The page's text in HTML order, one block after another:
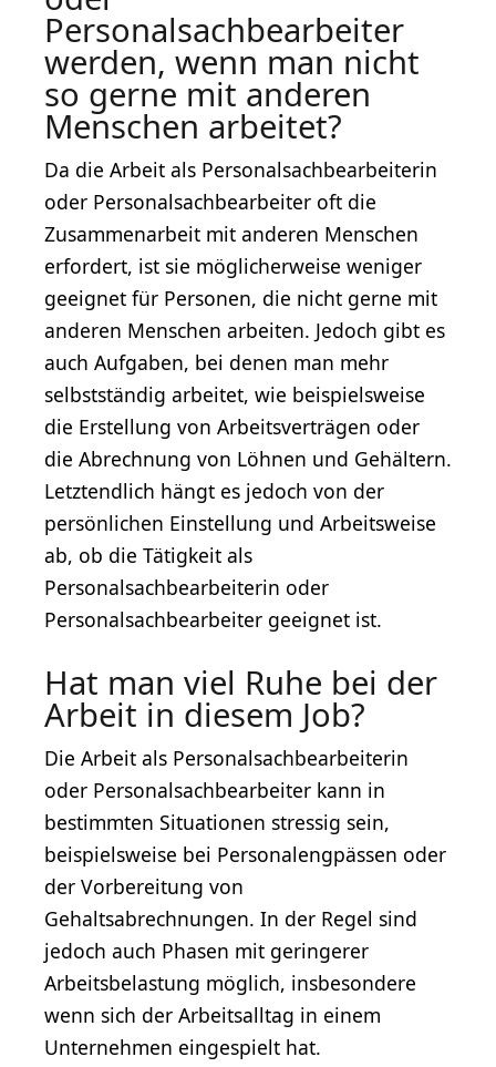
Personalsachbearbeiter
werden, wenn man nicht
so gerne mit anderen
Menschen arbeitet?
Da die Arbeit als Personalsachbearbeiterin
oder Personalsachbearbeiter oft die
Zusammenarbeit mit anderen Menschen
erfordert, ist sie möglicherweise weniger
geeignet für Personen, die nicht gerne mit
anderen Menschen arbeiten. Jedoch gibt es
auch Aufgaben, bei denen man mehr
selbstständig arbeitet, wie beispielsweise
die Erstellung von Arbeitsverträgen oder
die Abrechnung von Löhnen und Gehältern.
Letztendlich hängt es jedoch von der
persönlichen Einstellung und Arbeitsweise
ab, ob die Tätigkeit als
Personalsachbearbeiterin oder
Personalsachbearbeiter geeignet ist.
Hat man viel Ruhe bei der
Arbeit in diesem Job?
Die Arbeit als Personalsachbearbeiterin
oder Personalsachbearbeiter kann in
bestimmten Situationen stressig sein,
beispielsweise bei Personalengpässen oder
der Vorbereitung von
Gehaltsabrechnungen. In der Regel sind
jedoch auch Phasen mit geringerer
Arbeitsbelastung möglich, insbesondere
wenn sich der Arbeitsalltag in einem
Unternehmen eingespielt hat.